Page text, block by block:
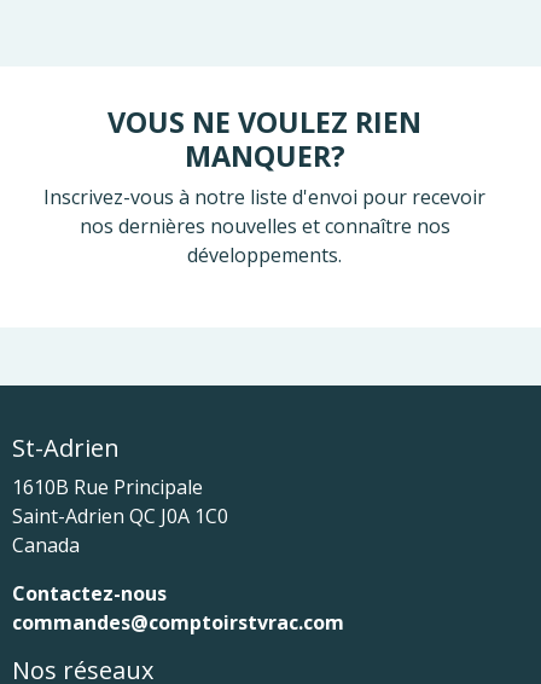
VOUS NE VOULEZ RIEN
MANQUER?
Inscrivez-vous à notre liste d'envoi pour recevoir
nos dernières nouvelles et connaître nos
développements.
St-Adrien
1610B Rue Principale
Saint-Adrien QC J0A 1C0
Canada
Contactez-nous
commandes@comptoirstvrac.com
Nos réseaux